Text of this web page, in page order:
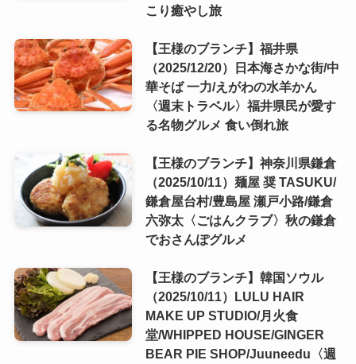
こり癒やし旅
【王様のブランチ】福井県
（2025/12/20）日本海さかな街/中
華そば 一力/えがわの水羊かん
〈週末トラベル〉福井県民が愛す
る名物グルメ 食い倒れ旅
【王様のブランチ】神奈川県鎌倉
（2025/10/11）麺屋 奨 TASUKU/
鎌倉屋台村/豊島屋 瀬戸小路/鎌倉
六弥太〈ごはんクラブ〉秋の鎌倉
でおさんぽグルメ
【王様のブランチ】韓国ソウル
（2025/10/11）LULU HAIR
MAKE UP STUDIO/月火食
堂/WHIPPED HOUSE/GINGER
BEAR PIE SHOP/Juuneedu〈週